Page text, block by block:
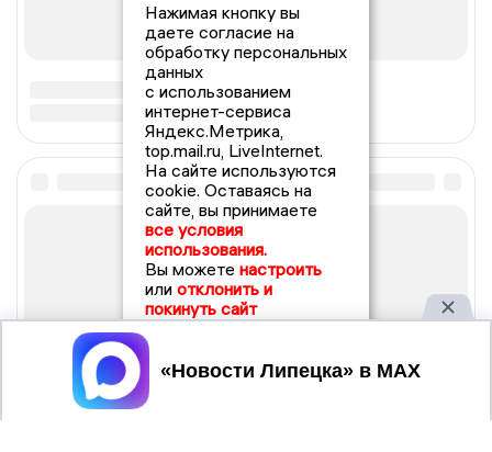
Нажимая кнопку вы
даете согласие на
обработку персональных
данных
с использованием
интернет-сервиса
Яндекс.Метрика,
top.mail.ru, LiveInternet.
На сайте используются
cookie. Оставаясь на
сайте, вы принимаете
все условия
использования.
Вы можете настроить
или отклонить и
покинуть сайт
Принять